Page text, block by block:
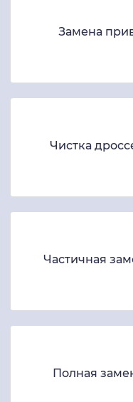
Замена
Чистка
Частичная
Полная